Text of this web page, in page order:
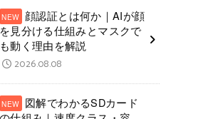
顔認証とは何か｜AIが顔
を見分ける仕組みとマスクで
も動く理由を解説
2026.08.08
図解でわかるSDカード